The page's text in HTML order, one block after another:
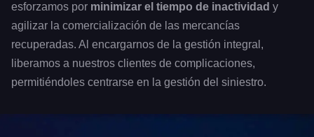
esforzamos por minimizar el tiempo de inactividad y
agilizar la comercialización de las mercancías
recuperadas. Al encargarnos de la gestión integral,
liberamos a nuestros clientes de complicaciones,
permitiéndoles centrarse en la gestión del siniestro.